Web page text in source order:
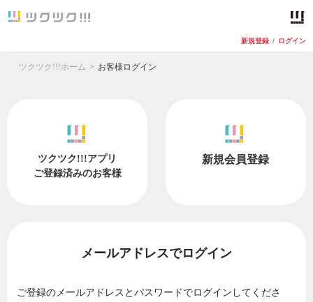
新規登録 / ログイン
ツクツク!!!ホーム お客様ログイン
ツクツク!!!アプリ
ご登録済みのお客様
新規会員登録
メールアドレスでログイン
ご登録のメールアドレスとパスワードでログインしてくださ